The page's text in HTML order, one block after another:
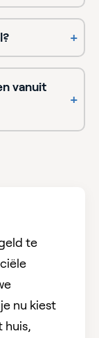
+
vanuit
+
te
nu kiest
huis,